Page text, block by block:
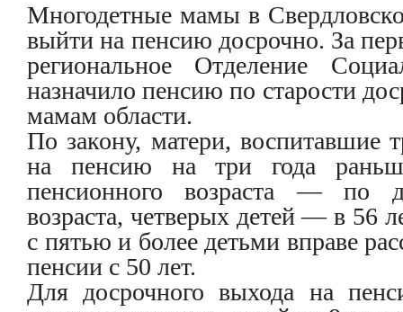
Многодетные мамы в
выйти на пенсию досрочно. За
региональное Отделение
назначило пенсию по старости
мамам области.
По закону, матери, воспитавшие
на пенсию на три года
пенсионного возраста — по
возраста, четверых детей — в 56
с пятью и более детьми вправе
пенсии с 50 лет.
Для досрочного выхода на